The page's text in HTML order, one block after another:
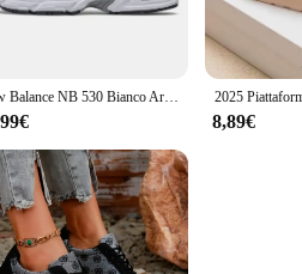
New Balance NB 530 Bianco Argento Navy Nero Grigio Matter Metallic Scarpe da ginnastica per sport all'aria aperta Scarpe da ginnastica da passeggio Donna Uomo Scarpe da corsa
8,89€